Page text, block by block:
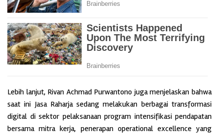
Lebih lanjut, Rivan Achmad Purwantono juga menjelaskan bahwa
saat ini Jasa Raharja sedang melakukan berbagai transformasi
digital di sektor pelaksanaan program intensifikasi pendapatan
bersama mitra kerja, penerapan operational excellence yang